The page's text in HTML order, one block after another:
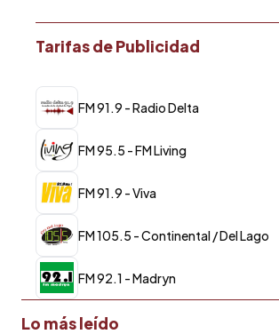
Tarifas de Publicidad
FM 91.9 - Radio Delta
FM 95.5 - FM Living
FM 91.9 - Viva
FM 105.5 - Continental / Del Lago
FM 92.1 - Madryn
Lo más leído